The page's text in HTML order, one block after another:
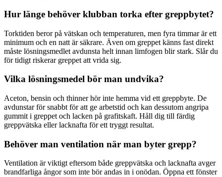
Hur länge behöver klubban torka efter greppbytet?
Torktiden beror på vätskan och temperaturen, men fyra timmar är ett
minimum och en natt är säkrare. Även om greppet känns fast direkt
måste lösningsmedlet avdunsta helt innan limfogen blir stark. Slår du
för tidigt riskerar greppet att vrida sig.
Vilka lösningsmedel bör man undvika?
Aceton, bensin och thinner hör inte hemma vid ett greppbyte. De
avdunstar för snabbt för att ge arbetstid och kan dessutom angripa
gummit i greppet och lacken på grafitskaft. Håll dig till färdig
greppvätska eller lacknafta för ett tryggt resultat.
Behöver man ventilation när man byter grepp?
Ventilation är viktigt eftersom både greppvätska och lacknafta avger
brandfarliga ångor som inte bör andas in i onödan. Öppna ett fönster